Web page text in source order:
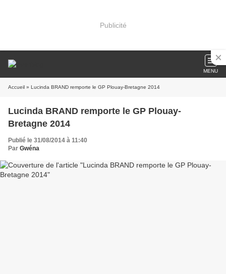
Publicité
MENU
Accueil » Lucinda BRAND remporte le GP Plouay-Bretagne 2014
Lucinda BRAND remporte le GP Plouay-
Bretagne 2014
Publié le 31/08/2014 à 11:40
Par Gwéna